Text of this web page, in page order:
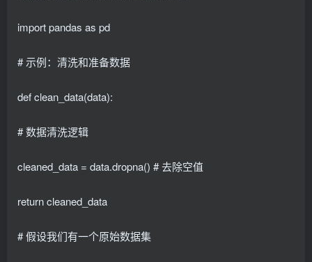
import pandas as pd
# 示例：清洗和准备数据
def clean_data(data):
# 数据清洗逻辑
cleaned_data = data.dropna() # 去除空值
return cleaned_data
# 假设我们有一个原始数据集